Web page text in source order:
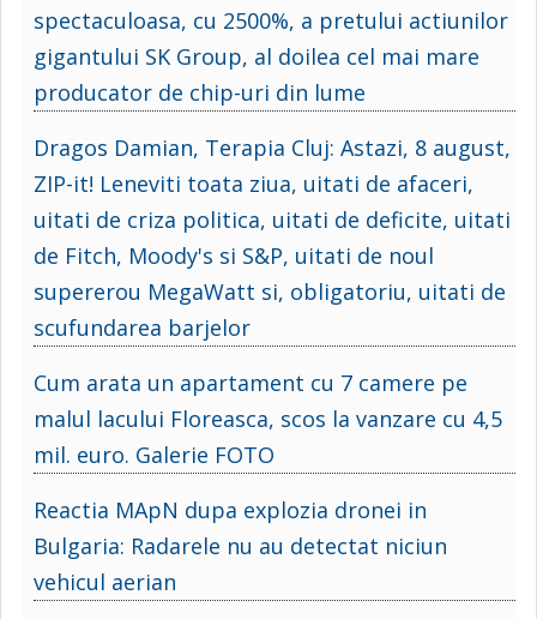
spectaculoasa, cu 2500%, a pretului actiunilor
gigantului SK Group, al doilea cel mai mare
producator de chip-uri din lume
Dragos Damian, Terapia Cluj: Astazi, 8 august,
ZIP-it! Leneviti toata ziua, uitati de afaceri,
uitati de criza politica, uitati de deficite, uitati
de Fitch, Moody's si S&P, uitati de noul
supererou MegaWatt si, obligatoriu, uitati de
scufundarea barjelor
Cum arata un apartament cu 7 camere pe
malul lacului Floreasca, scos la vanzare cu 4,5
mil. euro. Galerie FOTO
Reactia MApN dupa explozia dronei in
Bulgaria: Radarele nu au detectat niciun
vehicul aerian